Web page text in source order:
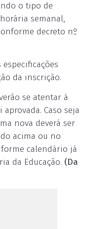
o tipo de
semanal,
decreto nº
da inscrição.
se atentar à
Caso seja
nova deverá ser
acima ou no
calendário já
da Educação. (Da